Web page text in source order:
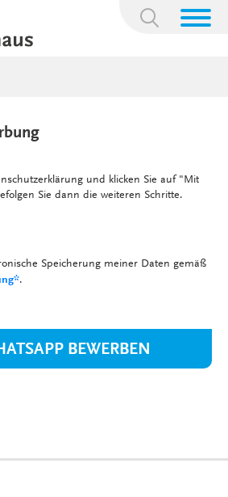
Suchbegriff:
und klicken Sie auf "Mit
Sie dann die weiteren Schritte.
Speicherung meiner Daten gemäß
.
BEWERBEN